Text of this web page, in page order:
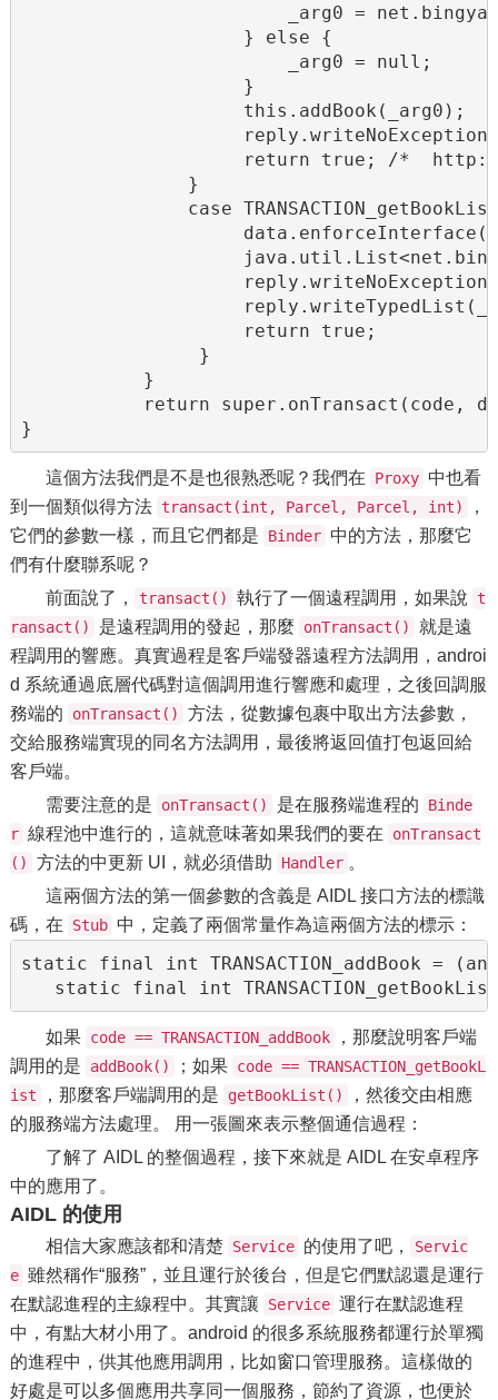
_arg0 =
                    } else {
                        _arg0 = null;
                    }
                    this.addBook(_arg0);
return true; /*
               }
case
                    return true;
                }
           }
return super.onTransact(code,
}
這個方法我們是不是也很熟悉呢？我們在 Proxy 中也看
到一個類似得方法 transact(int, Parcel, Parcel, int)
，
它們的參數一樣，而且它們都是
Binder 中的方法，那麼它
們有什麼聯系呢？
前面說了，
transact() 執行了一個遠程調用，如果說
t
ransact()
是遠程調用的發起，那麼 onTransact()
就是遠
程調用的響應。真實過程是客戶端發器遠程方法調用，androi
d 系統通過底層代碼對這個調用進行響應和處理，之後回調服
務端的
onTransact()
方法，從數據包裹中取出方法參數，
交給服務端實現的同名方法調用，最後將返回值打包返回給
客戶端。
需要注意的是
onTransact() 是在服務端進程的
Binde
r 線程池中進行的，這就意味著如果我們的要在
onTransact
()
方法的中更新 UI，就必須借助 Handler 。
這兩個方法的第一個參數的含義是 AIDL 接口方法的標識
碼，在
Stub 中，定義了兩個常量作為這兩個方法的標示：
static final int TRANSACTION_addBook =
static final int
如果 code == TRANSACTION_addBook
，那麼說明客戶端
調用的是
addBook() ；如果 code == TRANSACTION_getBookL
ist
，那麼客戶端調用的是 getBookList()
，然後交由相應
的服務端方法處理。 用一張圖來表示整個通信過程：
了解了 AIDL 的整個過程，接下來就是 AIDL 在安卓程序
中的應用了。
AIDL 的使用
相信大家應該都和清楚 Service 的使用了吧，
Servic
e 雖然稱作“服務”，並且運行於後台，但是它們默認還是運行
在默認進程的主線程中。其實讓
Service 運行在默認進程
中，有點大材小用了。android 的很多系統服務都運行於單獨
的進程中，供其他應用調用，比如窗口管理服務。這樣做的
好處是可以多個應用共享同一個服務，節約了資源，也便於